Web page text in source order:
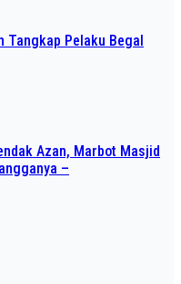
Pelaku Begal
Azan, Marbot Masjid
–